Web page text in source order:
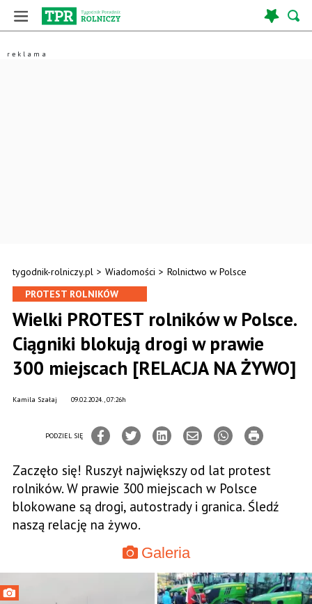
tygodnik-rolniczy.pl > Wiadomości > Rolnictwo w Polsce
PROTEST ROLNIKÓW
Wielki PROTEST rolników w Polsce.
Ciągniki blokują drogi w prawie
300 miejscach [RELACJA NA ŻYWO]
09.02.2024., 07:26h
Kamila Szałaj
PODZIEL SIĘ
Zaczęło się! Ruszył największy od lat protest
rolników. W prawie 300 miejscach w Polsce
blokowane są drogi, autostrady i granica. Śledź
naszą relację na żywo.
Galeria